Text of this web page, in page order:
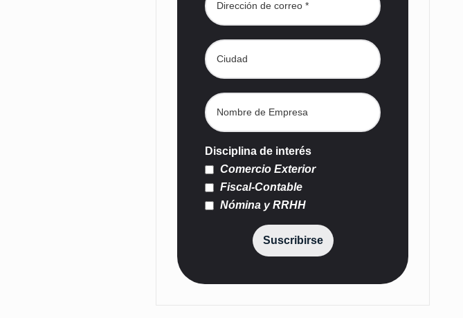
Disciplina de interés
Comercio Exterior
Fiscal-Contable
Nómina y RRHH
Suscribirse